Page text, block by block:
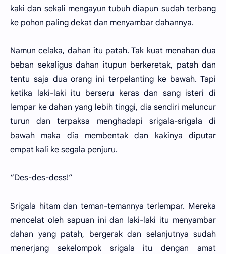
kaki dan sekali mengayun tubuh diapun sudah terbang
ke pohon paling dekat dan menyambar dahannya.
Namun celaka, dahan itu patah. Tak kuat menahan dua
beban sekaligus dahan itupun berkeretak, patah dan
tentu saja dua orang ini terpelanting ke bawah. Tapi
ketika laki-laki itu berseru keras dan sang isteri di
lempar ke dahan yang lebih tinggi, dia sendiri meluncur
turun dan terpaksa menghadapi srigala-srigala di
bawah maka dia membentak dan kakinya diputar
empat kali ke segala penjuru.
“Des-des-dess!”
Srigala hitam dan teman-temannya terlempar. Mereka
mencelat oleh sapuan ini dan laki-laki itu menyambar
dahan yang patah, bergerak dan selanjutnya sudah
menerjang sekelompok srigala itu dengan amat